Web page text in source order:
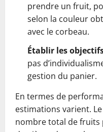
prendre un fruit,
selon la couleur
avec le corbeau.
Établir les
pas
gestion du panier.
En termes de
estimations varient.
nombre total de